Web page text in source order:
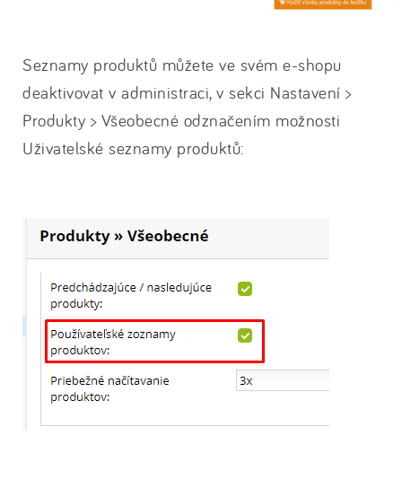
Seznamy produktů můžete ve svém e-shopu
deaktivovat v administraci, v sekci Nastavení >
Produkty > Všeobecné odznačením možnosti
Uživatelské seznamy produktů: